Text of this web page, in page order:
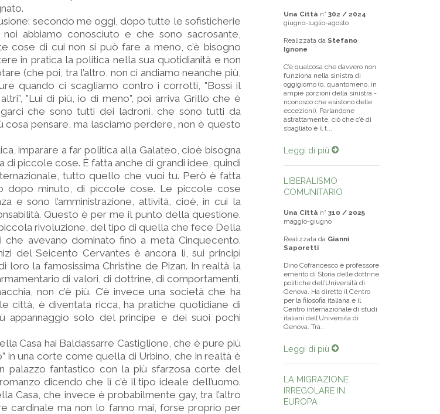
secondo me oggi, dopo tutte le sofisticherie
abbiamo conosciuto e che sono sacrosante,
cose di cui non si può fare a meno, c’è bisogno
in pratica la politica nella sua quotidianità e non
(che poi, tra l’altro, non ci andiamo neanche più,
quando ci scagliamo contro i corrotti, "Bossi il
"Lui di più, io di meno”, poi arriva Grillo che è
che sono tutti dei ladroni, che sono tutti da
cosa pensare, ma lasciamo perdere, non è questo
imparare a far politica alla Galateo, cioè bisogna
di piccole cose. È fatta anche di grandi idee, quindi
tutto quello che vuoi tu. Però è fatta
dopo minuto, di piccole cose. Le piccole cose
e sono l’amministrazione, attività, cioè, in cui la
Questo è per me il punto della questione.
rivoluzione, del tipo di quella che fece Della
che avevano dominato fino a metà Cinquecento.
del Seicento Cervantes è ancora lì, sui principi
loro la famosissima Christine de Pizan. In realtà la
di valori, di dottrine, di comportamenti,
non c’è più. C’è invece una società che ha
città, è diventata ricca, ha pratiche quotidiane di
appannaggio solo del principe e dei suoi pochi
Casa hai Baldassarre Castiglione, che è pure più
in una corte come quella di Urbino, che in realtà è
palazzo fantastico con la più sfarzosa corte del
dicendo che lì c’è il tipo ideale dell’uomo.
Casa, che invece è probabilmente gay, tra l’altro
cardinale ma non lo fanno mai, forse proprio per
Una Città n° 302 / 2024
giugno-luglio-agosto
Realizzata da Stefano
Ignone
C’è qualcosa che davvero non
funziona nella sinistra di
oggigiorno (o, quantomeno, in
ampie porzioni della sinistra -
riconosco che esistono delle
eccezioni). Parlandone
astrattamente, ciò che c’è di
sbagliato è il t...
Leggi di più
LIBERALISMO
COMUNITARIO
Una Città n° 310 / 2025
maggio-giugno
Realizzata da Gianni
Saporetti
Dino Cofrancesco è professore
emerito di Storia delle dottrine
politiche dell’Università di
Genova. Ha diretto il Centro
per la filosofia italiana e il
Centro internazionale di studi
italiani dell’Università di
Genova. Tra...
Leggi di più
LA MIGRAZIONE
IRREGOLARE IN
EUROPA